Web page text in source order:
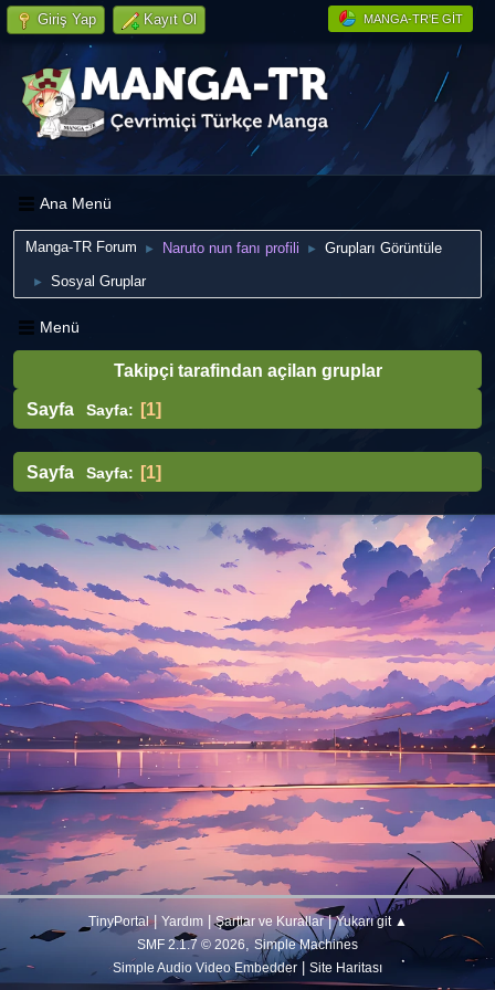
MANGA-TR'E GIT
Giriş Yap Kayıt Ol
Ana Menü
Manga-TR Forum ► Naruto nun fanı profili ► Grupları Görüntüle
► Sosyal Gruplar
Menü
Takipçi tarafindan açilan gruplar
Sayfa Sayfa 1
Sayfa Sayfa 1
TinyPortal| Yardım|Şartlar ve Kurallar|Yukarı git ▲
SMF 2.1.7 © 2026, Simple Machines
Simple Audio Video Embedder
Site Haritası